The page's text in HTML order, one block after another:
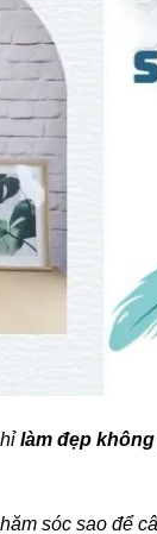
làm đẹp
sóc sao để